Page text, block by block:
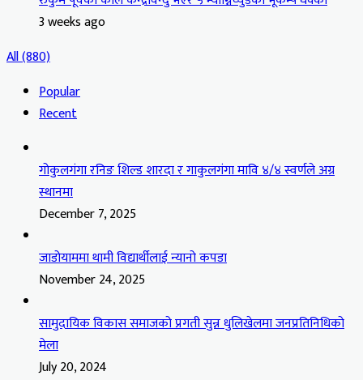
3 weeks ago
All (880)
Popular
Recent
गोकुलगंगा रनिङ शिल्ड शारदा र गाकुलगंगा मावि ४/४ स्वर्णले अग्र
स्थानमा
December 7, 2025
जाडोयाममा थामी विद्यार्थीलाई न्यानो कपडा
November 24, 2025
सामुदायिक विकास समाजको प्रगती सुन्न धुलिखेलमा जनप्रतिनिधिको
मेला
July 20, 2024